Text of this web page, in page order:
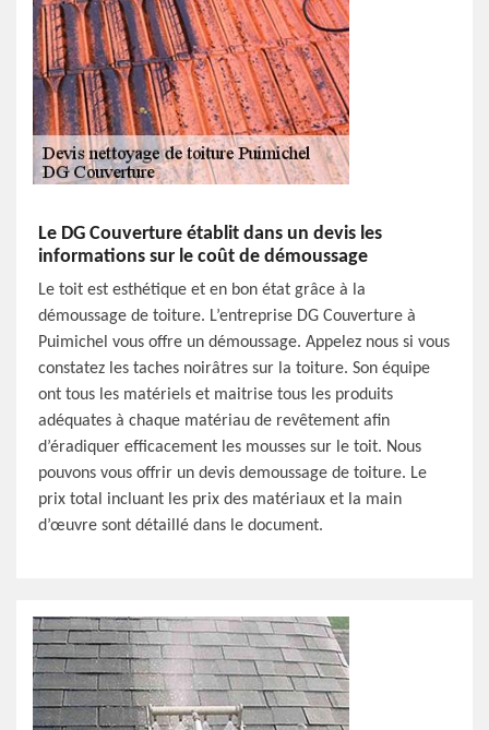
Le DG Couverture établit dans un devis les
informations sur le coût de démoussage
Le toit est esthétique et en bon état grâce à la
démoussage de toiture. L’entreprise DG Couverture à
Puimichel vous offre un démoussage. Appelez nous si vous
constatez les taches noirâtres sur la toiture. Son équipe
ont tous les matériels et maitrise tous les produits
adéquates à chaque matériau de revêtement afin
d’éradiquer efficacement les mousses sur le toit. Nous
pouvons vous offrir un devis demoussage de toiture. Le
prix total incluant les prix des matériaux et la main
d’œuvre sont détaillé dans le document.